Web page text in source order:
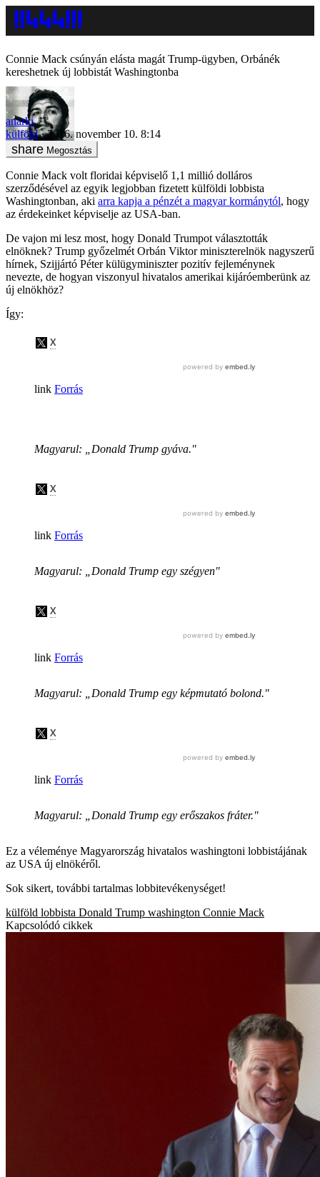
Connie Mack csúnyán elásta magát Trump-ügyben, Orbánék
kereshetnek új lobbistát Washingtonba
anarki
külföld
2016. november 10. 8:14
Megosztás
Connie Mack volt floridai képviselő 1,1 millió dolláros
szerződésével az egyik legjobban fizetett külföldi lobbista
Washingtonban, aki arra kapja a pénzét a magyar kormánytól, hogy
az érdekeinket képviselje az USA-ban.
De vajon mi lesz most, hogy Donald Trumpot választották
elnöknek? Trump győzelmét Orbán Viktor miniszterelnök nagyszerű
hírnek, Szijjártó Péter külügyminiszter pozitív fejleménynek
nevezte, de hogyan viszonyul hivatalos amerikai kijáróemberünk az
új elnökhöz?
Így:
Forrás
Magyarul: „Donald Trump gyáva."
Forrás
Magyarul: „Donald Trump egy szégyen"
Forrás
Magyarul: „Donald Trump egy képmutató bolond."
Forrás
Magyarul: „Donald Trump egy erőszakos fráter."
Ez a véleménye Magyarország hivatalos washingtoni lobbistájának
az USA új elnökéről.
Sok sikert, további tartalmas lobbitevékenységet!
külföld lobbista Donald Trump washington Connie Mack
Kapcsolódó cikkek